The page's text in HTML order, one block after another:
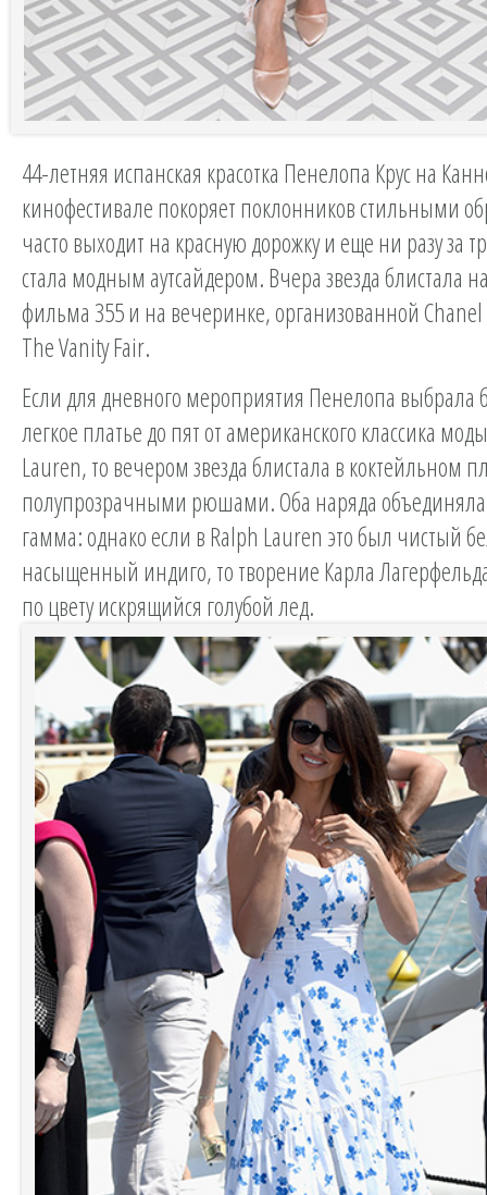
44-летняя испанская красотка Пенелопа Крус на
кинофестивале покоряет поклонников стильными
часто выходит на красную дорожку и еще ни разу за
стала модным аутсайдером. Вчера звезда блистала
фильма 355 и на вечеринке, организованной
The Vanity Fair.
Если для дневного мероприятия Пенелопа выбрала
легкое платье до пят от американского классика
Lauren, то вечером звезда блистала в коктейльном
полупрозрачными рюшами. Оба наряда объединяла
гамма: однако если в Ralph Lauren это был чистый
насыщенный индиго, то творение Карла
по цвету искрящийся голубой лед.